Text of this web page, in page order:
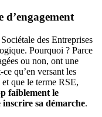
d’engagement
des Entreprises
Pourquoi ? Parce
ou non, ont une
qu’en versant les
que le terme RSE,
faiblement le
inscrire sa démarche.